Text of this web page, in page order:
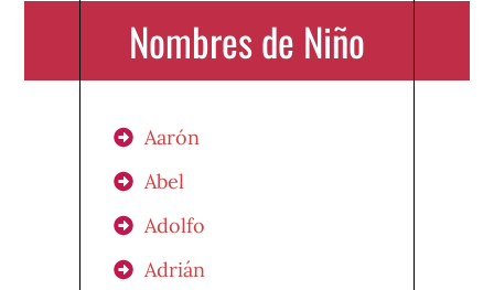
Nombres de Niño
Aarón
Abel
Adolfo
Adrián